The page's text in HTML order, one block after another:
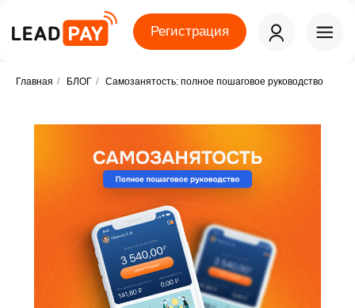
Регистрация
Главная / БЛОГ / Самозанятость: полное пошаговое руководство